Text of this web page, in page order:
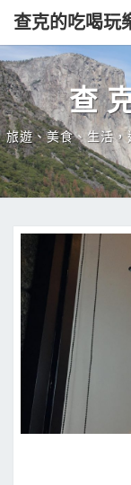
查克的吃喝玩
查
旅遊、美食、生活